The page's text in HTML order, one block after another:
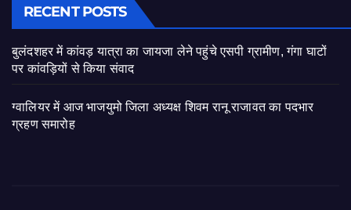
RECENT POSTS
बुलंदशहर में कांवड़ यात्रा का जायजा लेने पहुंचे एसपी ग्रामीण, गंगा घाटों
पर कांवड़ियों से किया संवाद
ग्वालियर में आज भाजयुमो जिला अध्यक्ष शिवम रानू राजावत का पदभार
ग्रहण समारोह